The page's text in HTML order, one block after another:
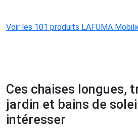
Voir les 101 produits LAFUMA
Ces chaises longues,
jardin et bains de
intéresser